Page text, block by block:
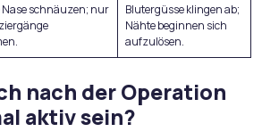
Nase schnäuzen; nur
Blutergüsse klingen ab;
Nähte beginnen sich
aufzulösen.
nach der Operation
aktiv sein?